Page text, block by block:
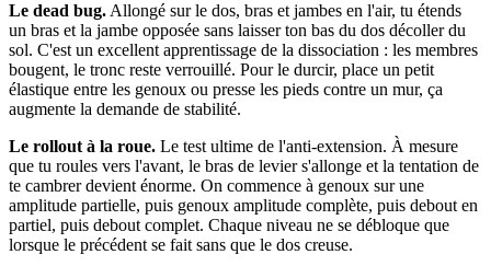
Le dead bug.Allongé sur le dos, bras et jambes en l'air, tu étends
un bras et la jambe opposée sans laisser ton bas du dos décoller du
sol. C'est un excellent apprentissage de la dissociation : les membres
bougent, le tronc reste verrouillé. Pour le durcir, place un petit
élastique entre les genoux ou presse les pieds contre un mur, ça
augmente la demande de stabilité.
Le rollout à la roue. Le test ultime de l'anti-extension. À mesure
que tu roules vers l'avant, le bras de levier s'allonge et la tentation de
te cambrer devient énorme. On commence à genoux sur une
amplitude partielle, puis genoux amplitude complète, puis debout en
partiel, puis debout complet. Chaque niveau ne se débloque que
lorsque le précédent se fait sans que le dos creuse.